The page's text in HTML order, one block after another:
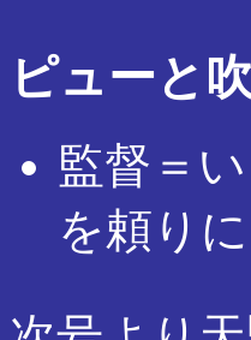
ピューと
監督＝
を頼り